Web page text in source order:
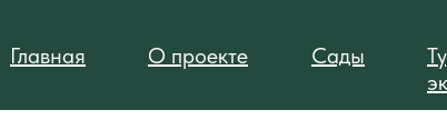
О проекте Сады
Главная